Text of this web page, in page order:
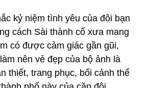
kỷ niệm tình yêu của đôi bạn
cách Sài thành cổ xưa mang
có được cảm giác gần gũi,
nên vẻ đẹp của bộ ảnh là
thiết, trang phục, bối cảnh thể